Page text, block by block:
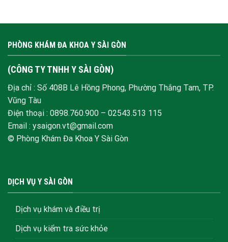
PHÒNG KHÁM ĐA KHOA Y SÀI GÒN
(CÔNG TY TNHH Y SÀI GÒN)
Địa chỉ : Số 408B Lê Hồng Phong, Phường Thắng Tam, TP.
Vũng Tàu
Điện thoại : 0898.760.900 – 02543.513 115
Email : ysaigon.vt@gmail.com
© Phòng Khám Đa Khoa Y Sài Gòn
DỊCH VỤ Y SÀI GÒN
Dịch vụ khám và điều trị
Dịch vụ kiểm tra sức khỏe